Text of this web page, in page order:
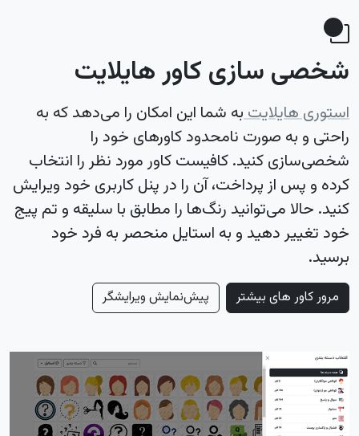
شخصی سازی کاور هایلایت
استوری هایلایتبه شما این امکان را می‌دهد که به
راحتی و به صورت نامحدود کاورهای خود را
شخصی‌سازی کنید. کافیست کاور مورد نظر را انتخاب
کرده و پس از پرداخت، آن را در پنل کاربری خود ویرایش
کنید. حالا می‌توانید رنگ‌ها را مطابق با سلیقه و تم پیج
خود تغییر دهید و به استایل منحصر به فرد خود
برسید.
مرور کاور های بیشتر پیش‌نمایش ویرایشگر